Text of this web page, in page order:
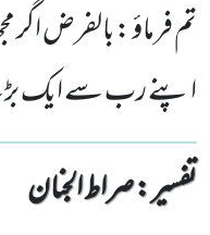
تم فرماؤ :بالفرض اگر
اپنے رب سے ایک
تفسیر : ‎صراط الجنان